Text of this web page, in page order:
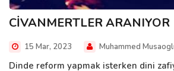
CİVANMERTLER ARANIYOR
15 Mar, 2023 Muhammed
Dinde reform yapmak isterken dini